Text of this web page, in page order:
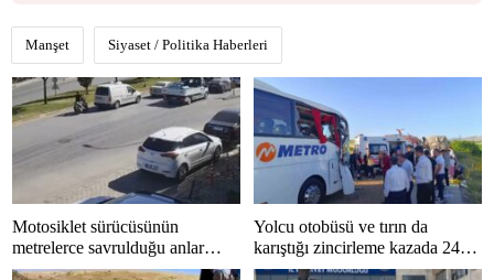
Manşet Siyaset / Politika Haberleri
Motosiklet sürücüsünün
metrelerce savrulduğu anlar
güvenlik kamerasında
Yolcu otobüsü ve tırın da
karıştığı zincirleme kazada 24
kişi yaralandı